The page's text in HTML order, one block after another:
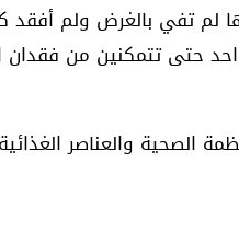
لم تفي بالغرض ولم أفقد
حتى تتمكنين من فقدان
الصحية والعناصر